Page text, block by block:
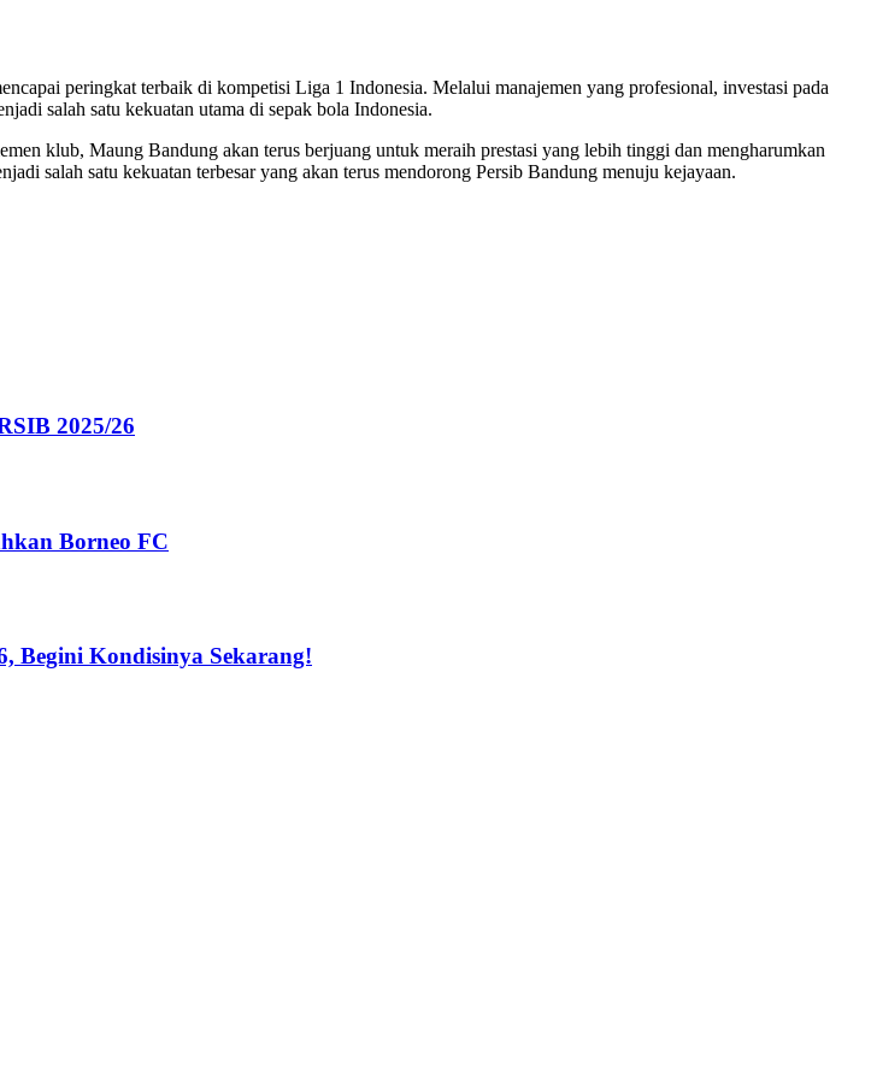
peringkat terbaik di kompetisi Liga 1 Indonesia. Melalui manajemen yang profesional, investasi pada
salah satu kekuatan utama di sepak bola Indonesia.
klub, Maung Bandung akan terus berjuang untuk meraih prestasi yang lebih tinggi dan mengharumkan
salah satu kekuatan terbesar yang akan terus mendorong Persib Bandung menuju kejayaan.
2025/26
Borneo FC
Begini Kondisinya Sekarang!